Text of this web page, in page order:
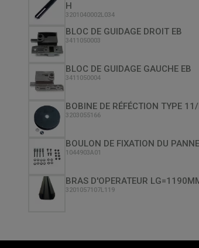
H
3201040002L034
BLOC DE GUIDAGE DROIT EB
3411050003
BLOC DE GUIDAGE GAUCHE EB
3411050004
BOBINE DE RÉFÉCTION TYPE 11/
3203055166
BOULON DE FIXATION DU
1044903A01
BRAS D'OPERATEUR
3201057107L119